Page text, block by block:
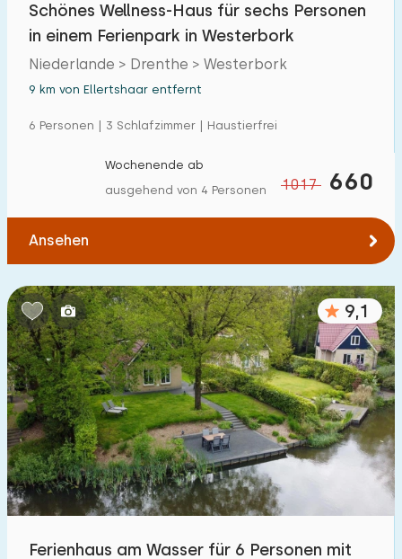
Schönes Wellness-Haus für sechs Personen
in einem Ferienpark in Westerbork
Niederlande > Drenthe > Westerbork
9 km von Ellertshaar entfernt
6 Personen | 3 Schlafzimmer | Haustierfrei
1017 660
Wochenende ab
ausgehend von 4 Personen
Ansehen
9,1
Ferienhaus am Wasser für 6 Personen mit